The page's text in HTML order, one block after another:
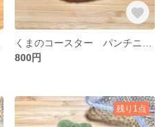
800円
残り1点